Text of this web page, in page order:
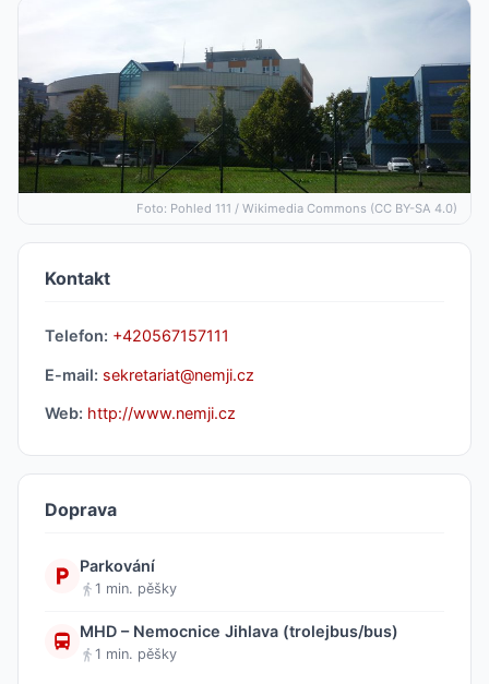
Foto: Pohled 111 / Wikimedia Commons (CC BY-SA 4.0)
Kontakt
Telefon: +420567157111
E-mail: sekretariat@nemji.cz
Web: http://www.nemji.cz
Doprava
Parkování
1 min. pěšky
MHD – Nemocnice Jihlava (trolejbus/bus)
1 min. pěšky